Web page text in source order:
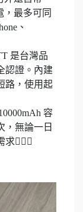
，最多可同
、
是台灣品
認證。內建
路，使用起
容
，無論一日
🙆🏻‍♀️